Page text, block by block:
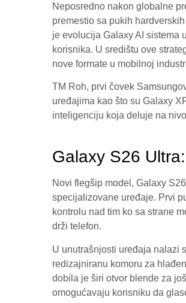
Neposredno nakon globalne
premestio sa pukih
je evolucija Galaxy AI sistema
korisnika. U središtu ove
nove formate u mobilnoj
TM Roh, prvi čovek
uređajima kao što su Galaxy
inteligenciju koja deluje na
Galaxy S26
Novi flegšip model, Galaxy
specijalizovane uređaje. Prvi
kontrolu nad tim ko sa strane
drži telefon.
U unutrašnjosti uređaja nalazi
redizajniranu komoru za
dobila je širi otvor blende za
omogućavaju korisniku da